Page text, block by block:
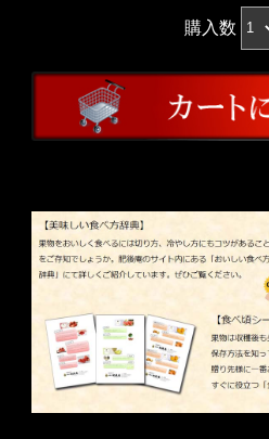
購入数